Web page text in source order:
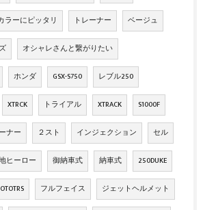
ラーにピッタリ トレーナー ベージュ
オシャレさんと繋がりたい
ホンダ GSX-S750 レブル250
XTRCK トライアル XTRACK S1000F
ナー ２スト インジェクション セル
ヒーロー 御納車式 納車式 250DUKE
フルフェイス ジェットヘルメット